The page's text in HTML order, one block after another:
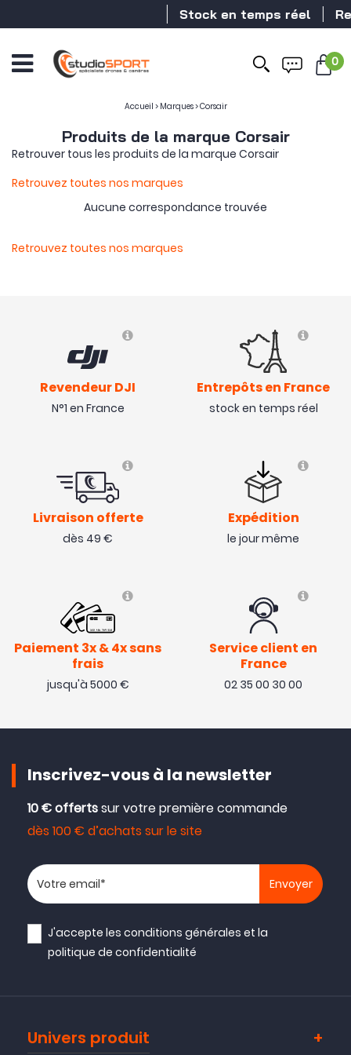
Stock en temps réel
0
Accueil > Marques>Corsair
Produits de la marque Corsair
Retrouver tous les produits de la marque Corsair
Retrouvez toutes nos marques
Aucune correspondance trouvée
Retrouvez toutes nos marques
Revendeur DJI
N°1 en France
Entrepôts en France
stock en temps réel
Livraison offerte
dès 49 €
Expédition
le jour même
Paiement 3x & 4x sans
frais
jusqu'à 5000 €
Service client en
France
02 35 00 30 00
Inscrivez-vous à la newsletter
10 € offertssur votre première commande
dès 100 € d’achats sur le site
Votre adresse email
J'accepte lesconditions générales et la
politique de confidentialité
Univers produit